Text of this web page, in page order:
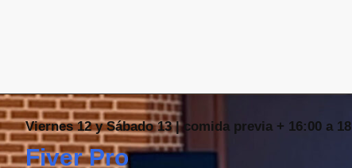
Viernes 12 y Sábado 13 | comida previa + 16:00 a
Fiver Pro